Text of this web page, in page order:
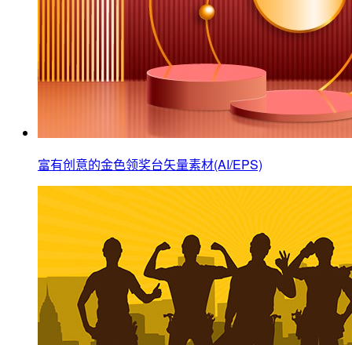
富有创意的金色领奖台矢量素材(AI/EPS)